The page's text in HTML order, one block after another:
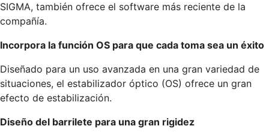
SIGMA, también ofrece el software más reciente de la
compañía.
Incorpora la función OS para que cada toma sea un éxito
Diseñado para un uso avanzada en una gran variedad de
situaciones, el estabilizador óptico (OS) ofrece un gran
efecto de estabilización.
Diseño del barrilete para una gran rigidez